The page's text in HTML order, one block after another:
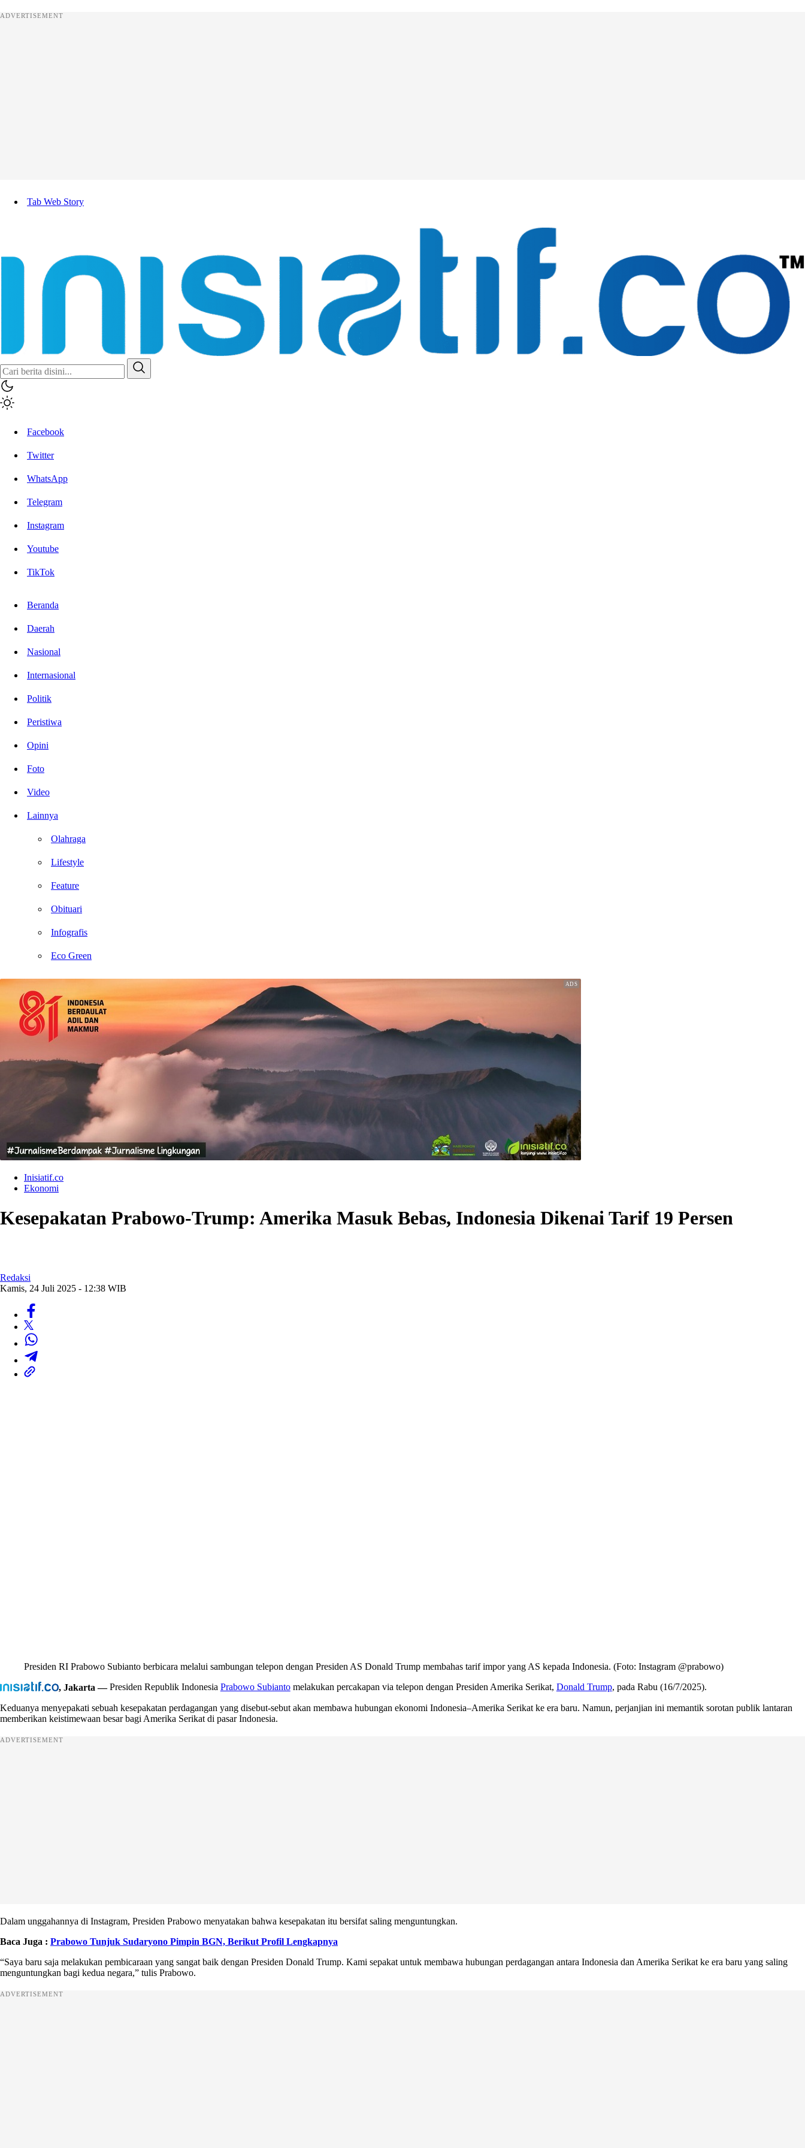
ADVERTISEMENT
Tab Web Story
Facebook
Twitter
WhatsApp
Telegram
Instagram
Youtube
TikTok
Beranda
Daerah
Nasional
Internasional
Politik
Peristiwa
Opini
Foto
Video
Lainnya
Olahraga
Lifestyle
Feature
Obituari
Infografis
Eco Green
Inisiatif.co
Ekonomi
Kesepakatan Prabowo-Trump: Amerika Masuk Bebas, Indonesia Dikenai Tarif 19 Persen
Redaksi
Kamis, 24 Juli 2025 - 12:38 WIB
Presiden RI Prabowo Subianto berbicara melalui sambungan telepon dengan Presiden AS Donald Trump membahas tarif impor yang AS kepada Indonesia. (Foto: Instagram @prabowo)
, Jakarta —Presiden Republik Indonesia Prabowo Subiantomelakukan percakapan via telepon dengan Presiden Amerika Serikat, Donald Trump, pada Rabu (16/7/2025).
Keduanya menyepakati sebuah kesepakatan perdagangan yang disebut-sebut akan membawa hubungan ekonomi Indonesia–Amerika Serikat ke era baru. Namun, perjanjian ini memantik sorotan publik lantaran
memberikan keistimewaan besar bagi Amerika Serikat di pasar Indonesia.
ADVERTISEMENT
Dalam unggahannya di Instagram, Presiden Prabowo menyatakan bahwa kesepakatan itu bersifat saling menguntungkan.
Baca Juga : Prabowo Tunjuk Sudaryono Pimpin BGN, Berikut Profil Lengkapnya
“Saya baru saja melakukan pembicaraan yang sangat baik dengan Presiden Donald Trump. Kami sepakat untuk membawa hubungan perdagangan antara Indonesia dan Amerika Serikat ke era baru yang saling
menguntungkan bagi kedua negara,” tulis Prabowo.
ADVERTISEMENT